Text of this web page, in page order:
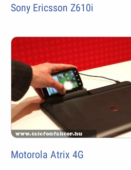
Sony Ericsson Z610i
Motorola Atrix 4G